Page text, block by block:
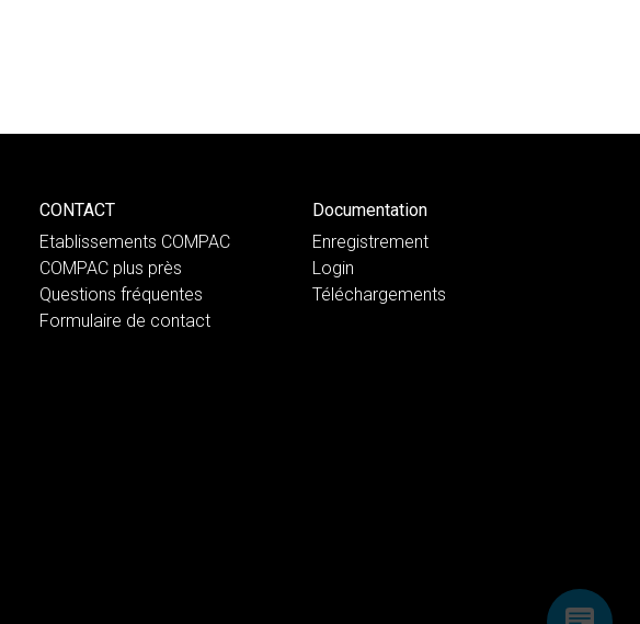
CONTACT
Etablissements COMPAC
COMPAC plus près
Questions fréquentes
Formulaire de contact
Documentation
Enregistrement
Login
Téléchargements